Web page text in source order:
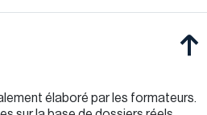
élaboré par les formateurs.